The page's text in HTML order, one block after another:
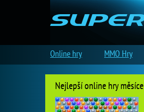
Nejlepší online hry měsíce
Online hry MMO Hry